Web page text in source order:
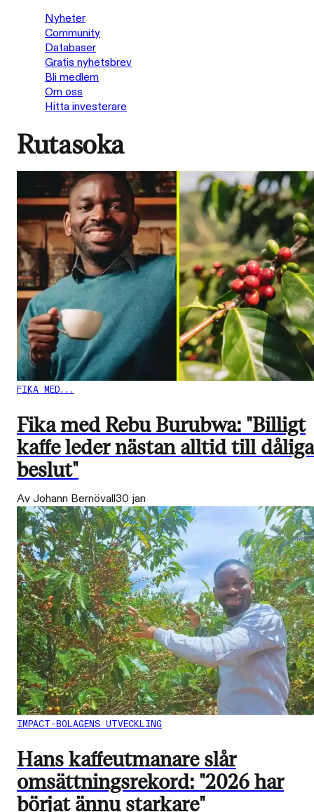
Nyheter
Community
Databaser
Gratis nyhetsbrev
Bli medlem
Om oss
Hitta investerare
Rutasoka
FIKA MED...
Fika med Rebu Burubwa: "Billigt
kaffe leder nästan alltid till dåliga
beslut"
Av Johann Bernövall30 jan
IMPACT-BOLAGENS UTVECKLING
Hans kaffeutmanare slår
omsättningsrekord: "2026 har
börjat ännu starkare"